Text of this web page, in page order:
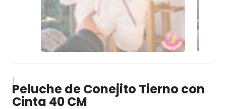
|
Peluche de Conejito Tierno con
Cinta 40 CM